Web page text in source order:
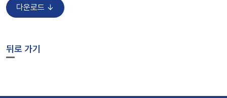
다운로드 ↓
뒤로 가기